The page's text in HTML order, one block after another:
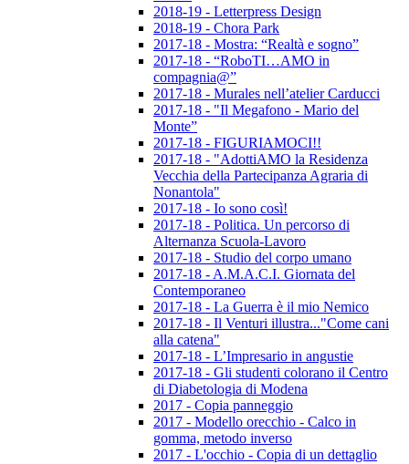
2018-19 - Letterpress Design
2018-19 - Chora Park
2017-18 - Mostra: “Realtà e sogno”
2017-18 - “RoboTI…AMO in
compagnia@”
2017-18 - Murales nell’atelier Carducci
2017-18 - "Il Megafono - Mario del
Monte”
2017-18 - FIGURIAMOCI!!
2017-18 - "AdottiAMO la Residenza
Vecchia della Partecipanza Agraria di
Nonantola"
2017-18 - Io sono così!
2017-18 - Politica. Un percorso di
Alternanza Scuola-Lavoro
2017-18 - Studio del corpo umano
2017-18 - A.M.A.C.I. Giornata del
Contemporaneo
2017-18 - La Guerra è il mio Nemico
2017-18 - Il Venturi illustra..."Come cani
alla catena"
2017-18 - L’Impresario in angustie
2017-18 - Gli studenti colorano il Centro
di Diabetologia di Modena
2017 - Copia panneggio
2017 - Modello orecchio - Calco in
gomma, metodo inverso
2017 - L'occhio - Copia di un dettaglio